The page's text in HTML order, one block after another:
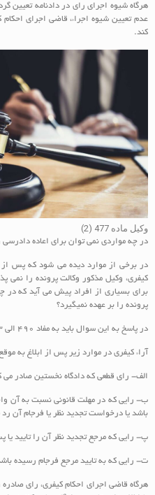
هرگاه شیوه اجرای رای در دادنامه تعیین
عدم تعیین شیوه اجراء، قاضی اجرای احکام
کند.
وکیل ماده 477 (2)
در چه مواردی نمی توان برای اعاده
کیفری، وکیل مذکور وکالت پرونده را نمی
پرونده را بر عهده نمیگیرد؟
در پاسخ به این سوال باید به مفاد 490 الی 493 قانون آیین دادرسی کیفری اشاره کنیم:
آراء کیفری در موارد زیر پس از ابلاغ به
الف- رای قطعی که دادگاه نخستین صادر می
ب- رایی که در مهلت قانونی نسبت به آن
باشد یا درخواست تجدید نظر یا فرجام آن
پ- رایی که مرجع تجدید نظر آن را تایید
ت- رایی که به تایید مرجع فرجام رسیده
هرگاه قاضی اجرای احکام کیفری، رای صادره